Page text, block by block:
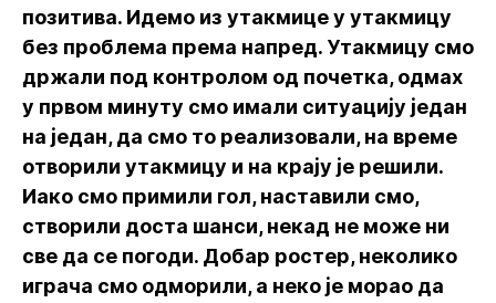
позитива. Идемо из утакмице у утакмицу
без проблема према напред. Утакмицу смо
држали под контролом од почетка, одмах
у првом минуту смо имали ситуацију један
на један, да смо то реализовали, на време
отворили утакмицу и на крају је решили.
Иако смо примили гол, наставили смо,
створили доста шанси, некад не може ни
све да се погоди. Добар ростер, неколико
играча смо одморили, а неко је морао да